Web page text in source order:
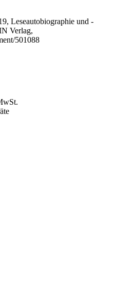
Leseautobiographie und -
Verlag,
501088